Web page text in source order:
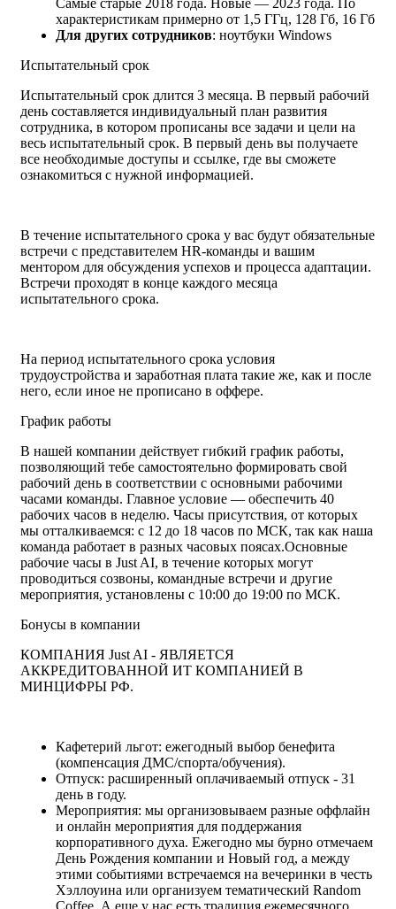
характеристикам примерно от 1,5 ГГц, 128 Гб, 16 Гб
Для других сотрудников: ноутбуки Windows
Испытательный срок
Испытательный срок длится 3 месяца. В первый рабочий
день составляется индивидуальный план развития
сотрудника, в котором прописаны все задачи и цели на
весь испытательный срок. В первый день вы получаете
все необходимые доступы и ссылке, где вы сможете
ознакомиться с нужной информацией.
В течение испытательного срока у вас будут обязательные
встречи с представителем HR-команды и вашим
ментором для обсуждения успехов и процесса адаптации.
Встречи проходят в конце каждого месяца
испытательного срока.
На период испытательного срока условия
трудоустройства и заработная плата такие же, как и после
него, если иное не прописано в оффере.
График работы
В нашей компании действует гибкий график работы,
позволяющий тебе самостоятельно формировать свой
рабочий день в соответствии с основными рабочими
часами команды. Главное условие — обеспечить 40
рабочих часов в неделю. Часы присутствия, от которых
мы отталкиваемся: с 12 до 18 часов по МСК, так как наша
команда работает в разных часовых поясах.Основные
рабочие часы в Just AI, в течение которых могут
проводиться созвоны, командные встречи и другие
мероприятия, установлены с 10:00 до 19:00 по МСК.
Бонусы в компании
КОМПАНИЯ Just AI - ЯВЛЯЕТСЯ
АККРЕДИТОВАННОЙ ИТ КОМПАНИЕЙ В
МИНЦИФРЫ РФ.
Кафетерий льгот: ежегодный выбор бенефита
(компенсация ДМС/спорта/обучения).
Отпуск: расширенный оплачиваемый отпуск - 31
день в году.
Мероприятия: мы организовываем разные оффлайн
и онлайн мероприятия для поддержания
корпоративного духа. Ежегодно мы бурно отмечаем
День Рождения компании и Новый год, а между
этими событиями встречаемся на вечеринки в честь
Хэллоуина или организуем тематический Random
Coffee. А еще у нас есть традиция ежемесячного